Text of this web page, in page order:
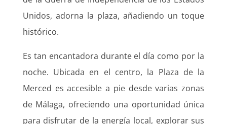
Unidos, adorna la plaza, añadiendo un toque
histórico.
Es tan encantadora durante el día como por la
noche. Ubicada en el centro, la Plaza de la
Merced es accesible a pie desde varias zonas
de Málaga, ofreciendo una oportunidad única
para disfrutar de la energía local, explorar sus